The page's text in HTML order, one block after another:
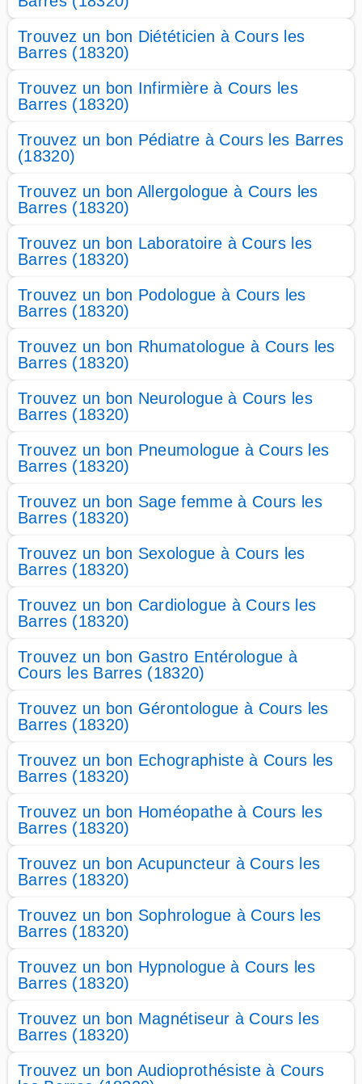
Trouvez un bon Diététicien à Cours les
Barres (18320)
Trouvez un bon Infirmière à Cours les
Barres (18320)
Trouvez un bon Pédiatre à Cours les Barres
(18320)
Trouvez un bon Allergologue à Cours les
Barres (18320)
Trouvez un bon Laboratoire à Cours les
Barres (18320)
Trouvez un bon Podologue à Cours les
Barres (18320)
Trouvez un bon Rhumatologue à Cours les
Barres (18320)
Trouvez un bon Neurologue à Cours les
Barres (18320)
Trouvez un bon Pneumologue à Cours les
Barres (18320)
Trouvez un bon Sage femme à Cours les
Barres (18320)
Trouvez un bon Sexologue à Cours les
Barres (18320)
Trouvez un bon Cardiologue à Cours les
Barres (18320)
Trouvez un bon Gastro Entérologue à
Cours les Barres (18320)
Trouvez un bon Gérontologue à Cours les
Barres (18320)
Trouvez un bon Echographiste à Cours les
Barres (18320)
Trouvez un bon Homéopathe à Cours les
Barres (18320)
Trouvez un bon Acupuncteur à Cours les
Barres (18320)
Trouvez un bon Sophrologue à Cours les
Barres (18320)
Trouvez un bon Hypnologue à Cours les
Barres (18320)
Trouvez un bon Magnétiseur à Cours les
Barres (18320)
Trouvez un bon Audioprothésiste à Cours